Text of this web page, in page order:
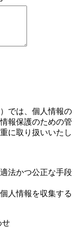
では、個人情報の
報保護のための管
に取り扱いいたし
法かつ公正な手段
人情報を収集する
せ